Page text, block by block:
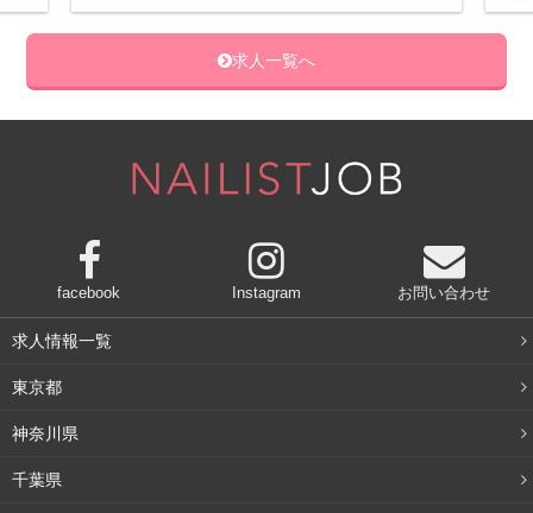
あご周りがたるんで下がっている状態は、どことなく「年
いうイメージが強いため、「二重顎や顔のたるみは老けて
二重顎やたるみは30代後半にグッと増える
半になってグッと増えます。早ければ20代からあらわれる
人もいますが、30代によく見かける悩みです。
特に、女性は30代後半となると、子育てや、仕事で役職に
求人一覧へ
facebook Instagram お問い合わせ
求人情報一覧
東京都
神奈川県
千葉県